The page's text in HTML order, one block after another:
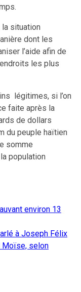
situation
dont les
l’aide afin de
les plus
légitimes, si l’on
faite après la
de dollars
du peuple haïtien
somme
population
environ 13
à Joseph Félix
Moïse, selon